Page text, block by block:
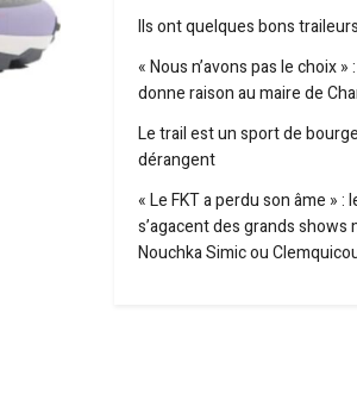
Ils ont quelques bons
« Nous n’avons pas le choix
donne raison au maire de
Le trail est un sport de
dérangent
« Le FKT a perdu son âme » :
s’agacent des grands
Nouchka Simic ou